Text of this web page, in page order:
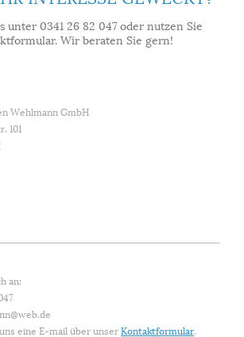
unter 0341 26 82 047 oder nutzen Sie
Wir beraten Sie gern!
Wehlmann GmbH
101
an:
eine E-mail über unserKontaktformular.